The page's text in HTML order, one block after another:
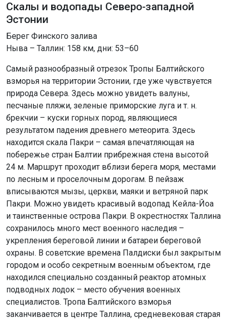
Скалы и водопады Северо-западной
Эстонии
Берег Финского залива
Ныва – Таллин: 158 км, дни: 53–60
Самый разнообразный отрезок Тропы Балтийского
взморья на территории Эстонии, где уже чувствуется
природа Севера. Здесь можно увидеть валуны,
песчаные пляжи, зеленые приморские луга и т. н.
брекчии – куски горных пород, являющиеся
результатом падения древнего метеорита. Здесь
находится скала Пакри – самая впечатляющая на
побережье стран Балтии прибрежная стена высотой
24 м. Маршрут проходит вблизи берега моря, местами
по лесным и проселочным дорогам. В пейзаж
вписываются мызы, церкви, маяки и ветряной парк
Пакри. Можно увидеть красивый водопад Кейла-Йоа
и таинственные острова Пакри. В окрестностях Таллина
сохранилось много мест военного наследия –
укрепления береговой линии и батареи береговой
охраны. В советские времена Палдиски был закрытым
городом и особо секретным военным объектом, где
находился специально созданный реактор атомных
подводных лодок – место обучения военных
специалистов. Тропа Балтийского взморья
заканчивается в центре Таллина, средневековая старая